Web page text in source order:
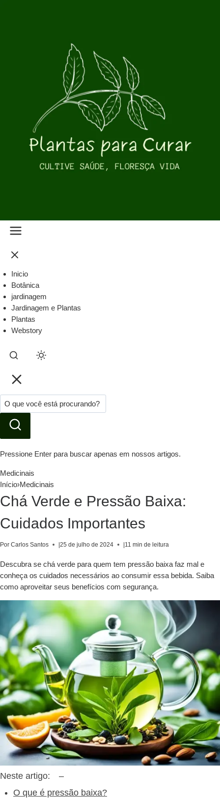
Inicio
Botânica
jardinagem
Jardinagem e Plantas
Plantas
Webstory
Pressione Enter para buscar apenas em nossos artigos.
Medicinais
Início›Medicinais
Chá Verde e Pressão Baixa:
Cuidados Importantes
Por Carlos Santos |25 de julho de 2024 |11 min de leitura
Descubra se chá verde para quem tem pressão baixa faz mal e
conheça os cuidados necessários ao consumir essa bebida. Saiba
como aproveitar seus benefícios com segurança.
Neste artigo:
–
O que é pressão baixa?